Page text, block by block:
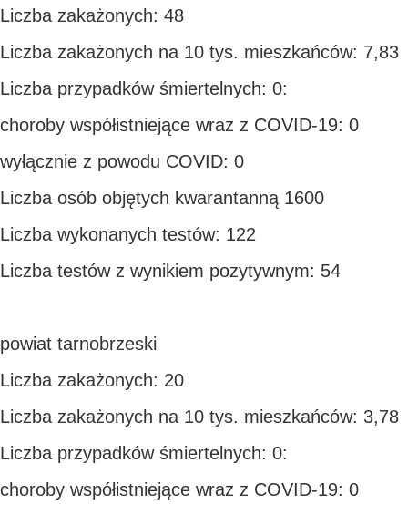
Liczba zakażonych: 48
Liczba zakażonych na 10 tys. mieszkańców: 7,83
Liczba przypadków śmiertelnych: 0:
choroby współistniejące wraz z COVID-19: 0
wyłącznie z powodu COVID: 0
Liczba osób objętych kwarantanną 1600
Liczba wykonanych testów: 122
Liczba testów z wynikiem pozytywnym: 54
powiat tarnobrzeski
Liczba zakażonych: 20
Liczba zakażonych na 10 tys. mieszkańców: 3,78
Liczba przypadków śmiertelnych: 0:
choroby współistniejące wraz z COVID-19: 0